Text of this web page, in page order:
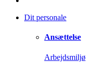
Dit personale
Ansættelse
Arbejdsmiljø